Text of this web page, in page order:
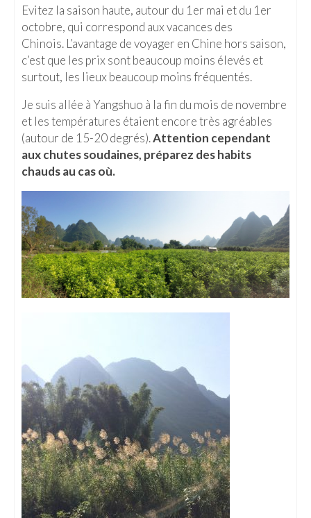
Guilin & Yangshuo
Xi’An
Corée du Sud
Fukuoka
Kamakura
Kyoto
Nikko
Tokyo
Malaisie
Singapour
Vietnam
Baie d’Halong
Hanoi
Hué
Evitez la saison haute, autour du 1er mai et du 1er
octobre, qui correspond aux vacances des
Chinois. L’avantage de voyager en Chine hors saison,
c’est que les prix sont beaucoup moins élevés et
surtout, les lieux beaucoup moins fréquentés.
Je suis allée à Yangshuo à la fin du mois de novembre
et les températures étaient encore très agréables
(autour de 15-20 degrés).Attention cependant
aux chutes soudaines, préparez des habits
chauds au cas où.